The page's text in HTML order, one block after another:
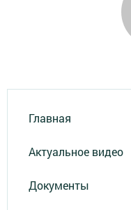
Главная
Актуальное видео
Документы